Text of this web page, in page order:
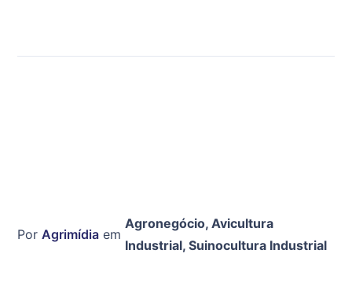
Por Agrimídia em
Agronegócio, Avicultura
Industrial, Suinocultura Industrial